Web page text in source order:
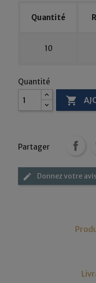
Quantité
10
Quantité

Partager
edit Donnez votre